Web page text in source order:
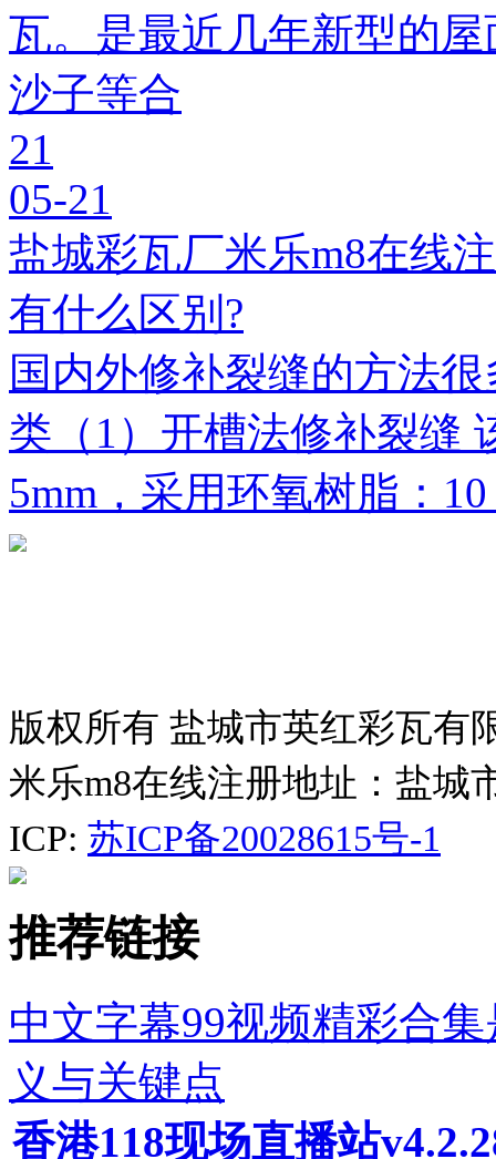
瓦。是最近几年新型的
沙子等合
21
05-21
盐城彩瓦厂米乐m8在线
有什么区别?
国内外修补裂缝的方法
类（1）开槽法修补裂缝
5mm，采用环氧树脂：
版权所有 盐城市英红彩瓦有
米乐m8在线注册地址：盐城
ICP: 苏ICP备20028615号-1
推荐链接
中文字幕99视频精彩合
义与关键点
香港118现场直播站